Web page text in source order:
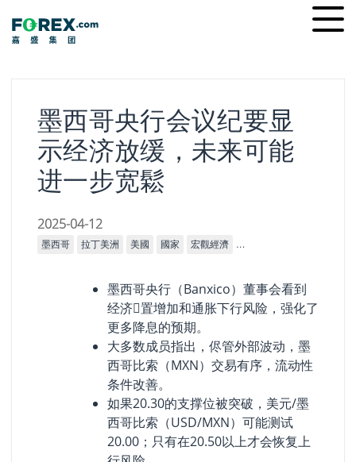
content
墨西哥央行会议纪要显
示经济放缓，未来可能
进一步宽鬆
2025-04-12
墨西哥 拉丁美洲 美國 國家 宏觀經濟 墨西哥央行(Banxico)
墨西哥央行（Banxico）董事会看到
经济𫔮置增加和通胀下行风险，强化了
更多降息的预期。
大多数成员指出，侭管外部波动，墨
西哥比索（MXN）交易有序，流动性
条件改善。
如果20.30的支撑位被突破，美元/墨
西哥比索（USD/MXN）可能测试
20.00；只有在20.50以上才会恢复上